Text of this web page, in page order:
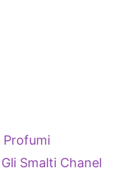
Profumi
Gli Smalti Chanel